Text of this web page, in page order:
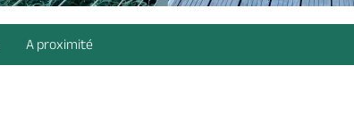
A proximité